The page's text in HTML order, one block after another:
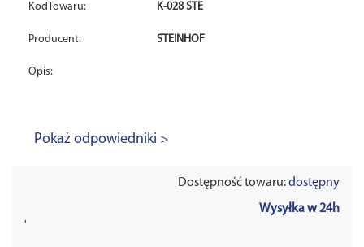
KodTowaru: K-028 STE
Producent: STEINHOF
Opis:
Pokaż odpowiedniki >
Dostępność towaru:dostępny
Wysyłka w 24h
'